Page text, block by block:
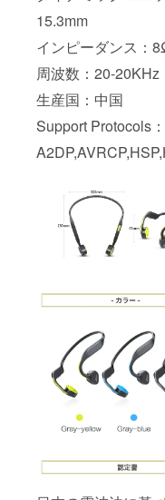
15.3mm
インピーダンス：
周波数：20-20KHz
生産国：中国
Support Protocols：